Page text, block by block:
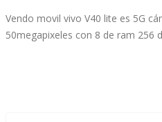
Vendo movil vivo V40 lite es 5G
50megapixeles con 8 de ram 256